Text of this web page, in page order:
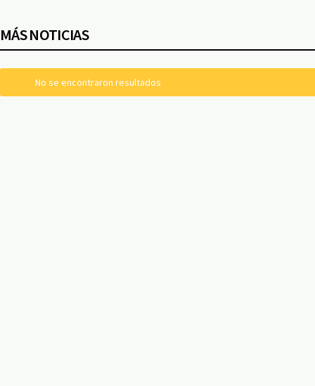
MÁS NOTICIAS
No se encontraron resultados